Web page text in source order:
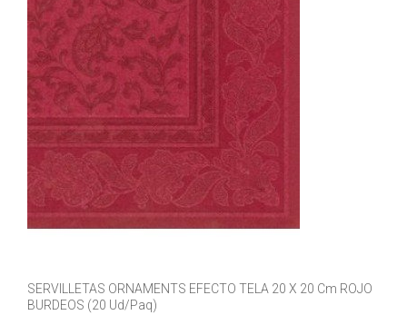
SERVILLETAS ORNAMENTS EFECTO TELA 20 X 20 Cm ROJO
BURDEOS (20 Ud/Paq)